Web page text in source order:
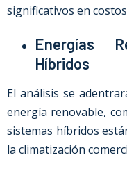
significativos en
Energías
Híbridos
El análisis se
energía renovable,
sistemas híbridos
la climatización